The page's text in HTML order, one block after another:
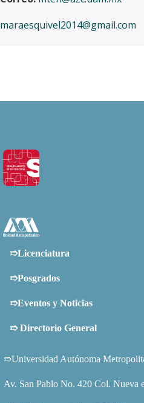
maraesquivel2014@gmail.com
➱Licenciatura
➱Posgrados
➱Eventos y Noticias
➱Directorio General
➱Universidad Autónoma
Av. San Pablo No. 420 Col. Nueva